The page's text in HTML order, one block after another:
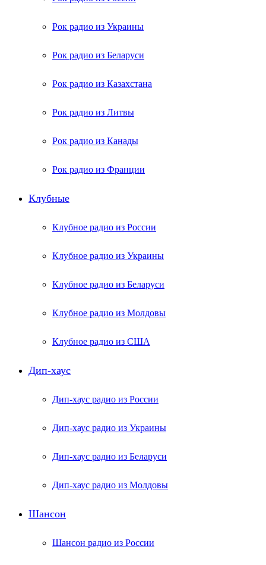
Рок радио из Украины
Рок радио из Беларуси
Рок радио из Казахстана
Рок радио из Литвы
Рок радио из Канады
Рок радио из Франции
Клубные
Клубное радио из России
Клубное радио из Украины
Клубное радио из Беларуси
Клубное радио из Молдовы
Клубное радио из США
Дип-хаус
Дип-хаус радио из России
Дип-хаус радио из Украины
Дип-хаус радио из Беларуси
Дип-хаус радио из Молдовы
Шансон
Шансон радио из России